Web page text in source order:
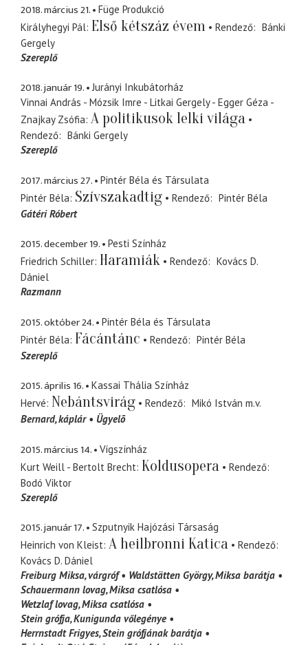
2018. március 21.
Füge Produkció
Királyhegyi Pál Első kétszáz évem Rendező
Bánki
Gergely
Szereplő
2018. január 19.
Jurányi Inkubátorház
Vinnai András - Mózsik Imre - Litkai Gergely - Egger Géza -
Znajkay Zsófia A politikusok lelki világa
Rendező
Bánki Gergely
Szereplő
2017. március 27.
Pintér Béla és Társulata
Pintér Béla Szívszakadtig Rendező
Pintér Béla
Gátéri Róbert
2015. december 19.
Pesti Színház
Friedrich Schiller Haramiák Rendező
Kovács D.
Dániel
Razmann
2015. október 24.
Pintér Béla és Társulata
Pintér Béla Fácántánc Rendező
Pintér Béla
Szereplő
2015. április 16.
Kassai Thália Színház
Hervé Nebántsvirág Rendező Mikó István m.v.
Bernard káplár Ügyelõ
2015. március 14.
Vígszínház
Kurt Weill - Bertolt Brecht Koldusopera
Rendező
Bodó Viktor
Szereplő
2015. január 17.
Szputnyik Hajózási Társaság
Heinrich von Kleist A heilbronni Katica
Rendező
Kovács D. Dániel
Freiburg Miksa várgróf Waldstätten György Miksa barátja
Schauermann lovag Miksa csatlósa
Wetzlaf lovag Miksa csatlósa
Stein grófja Kunigunda vőlegénye
Herrnstadt Frigyes Stein grófjának barátja